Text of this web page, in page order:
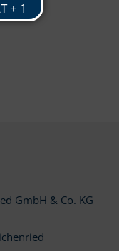
GmbH & Co. KG